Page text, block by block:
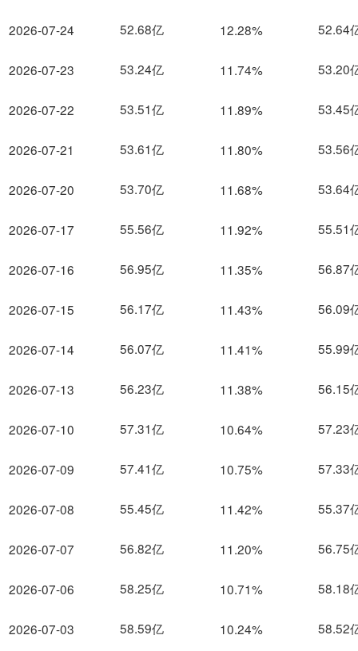
2026-07-24
2026-07-23
2026-07-22
2026-07-21
2026-07-20
2026-07-17
2026-07-16
2026-07-15
2026-07-14
2026-07-13
2026-07-10
2026-07-09
2026-07-08
2026-07-07
2026-07-06
2026-07-03
52.68亿 12.28% 52.64
53.24亿 11.74% 53.20
53.51亿 11.89% 53.45
53.61亿 11.80% 53.56
53.70亿 11.68% 53.64
55.56亿 11.92% 55.51
56.95亿 11.35% 56.87
56.17亿 11.43% 56.09
56.07亿 11.41% 55.99
56.23亿 11.38% 56.15
57.31亿 10.64% 57.23
57.41亿 10.75% 57.33
55.45亿 11.42% 55.37
56.82亿 11.20% 56.75
58.25亿 10.71% 58.18
58.59亿 10.24% 58.52